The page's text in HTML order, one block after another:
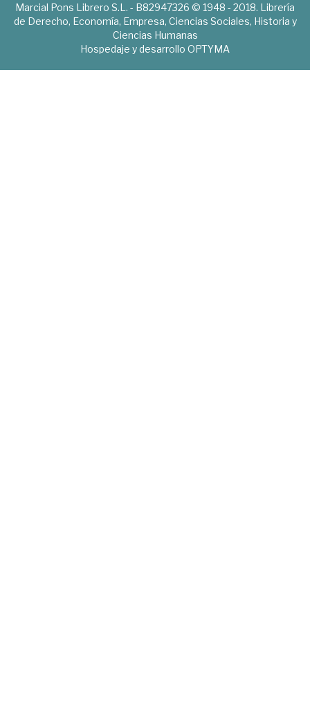
Marcial Pons Librero S.L. - B82947326 © 1948 - 2018. Librería
de Derecho, Economía, Empresa, Ciencias Sociales, Historia y
Ciencias Humanas
Hospedaje y desarrollo OPTYMA